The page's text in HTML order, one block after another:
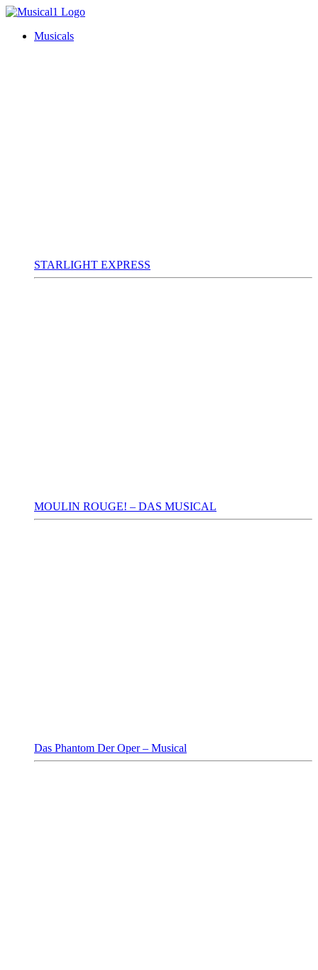
Musicals
STARLIGHT EXPRESS
MOULIN ROUGE! – DAS MUSICAL
Das Phantom Der Oper – Musical